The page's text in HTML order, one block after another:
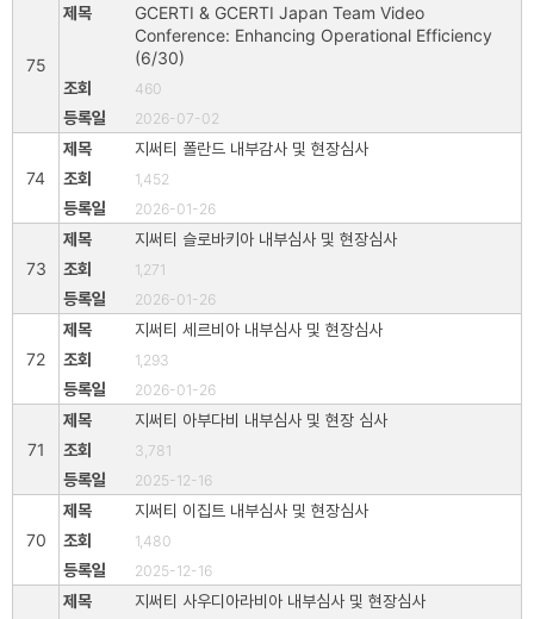
75
GCERTI & GCERTI Japan Team Video
Conference: Enhancing Operational Efficiency
(6/30)
460
2026-07-02
74
지써티 폴란드 내부감사 및 현장심사
1,452
2026-01-26
73
지써티 슬로바키아 내부심사 및 현장심사
1,271
2026-01-26
72
지써티 세르비아 내부심사 및 현장심사
1,293
2026-01-26
71
지써티 아부다비 내부심사 및 현장 심사
3,781
2025-12-16
70
지써티 이집트 내부심사 및 현장심사
1,480
2025-12-16
지써티 사우디아라비아 내부심사 및 현장심사